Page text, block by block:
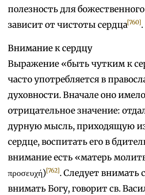
полезность для
зависит от чистоты сердца[760].
Внимание к сердцу
Выражение «быть чутким к
часто употребляется в
духовности. Вначале оно имело
отрицательное значение:
дурную мысль, приходящую
сердце, воспитать его в
внимание есть «матерь
προσευχή)[762]. Следует внимать
внимать Богу, говорит св.